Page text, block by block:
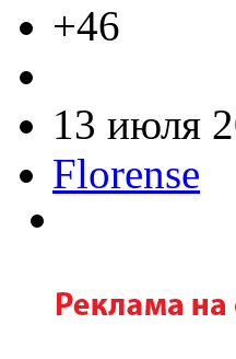
+46
13 июля
Florense